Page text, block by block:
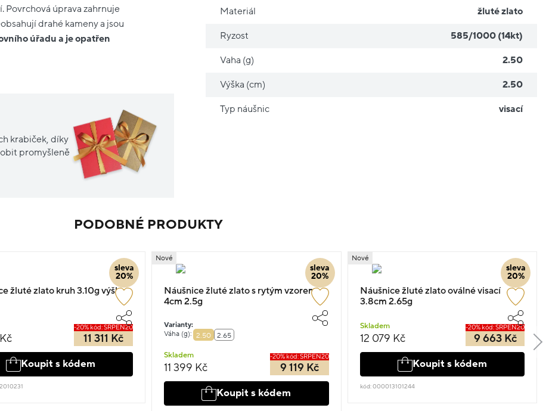
Povrchová úprava zahrnuje
drahé kameny a jsou
úřadu a je opatřen
krabiček, díky
promyšleně
Materiál žluté zlato
Ryzost 585/1000 (14kt)
Vaha (g) 2.50
Výška (cm) 2.50
Typ náušnic visací
PODOBNÉ PRODUKTY
sleva
20%
žluté zlato kruh 3.10g výška
-20% kód: SRPEN20
11 311 Kč
Koupit s kódem
sleva
20%
Nové
Náušnice žluté zlato s rytým vzorem
4cm 2.5g
Varianty:
Váha (g):
2.50 2.65
Skladem
11 399 Kč
-20% kód: SRPEN20
9 119 Kč
Koupit s kódem
sleva
20%
Nové
Náušnice žluté zlato oválné visací
3.8cm 2.65g
Skladem
12 079 Kč
-20% kód: SRPEN20
9 663 Kč
Koupit s kódem
kód: 000013101244